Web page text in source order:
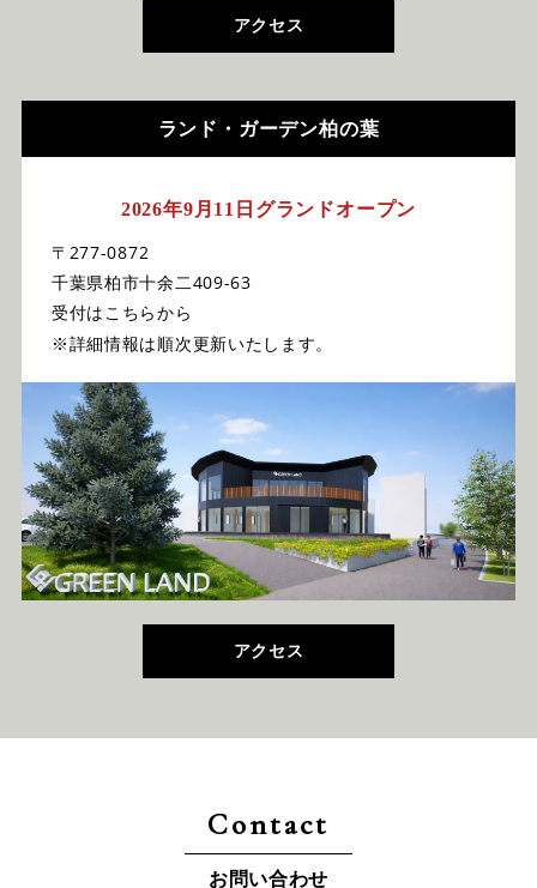
アクセス
ランド・ガーデン柏の葉
2026年9月11日グランドオープン
〒277-0872
千葉県柏市十余二409-63
受付はこちらから
※詳細情報は順次更新いたします。
アクセス
Contact
お問い合わせ